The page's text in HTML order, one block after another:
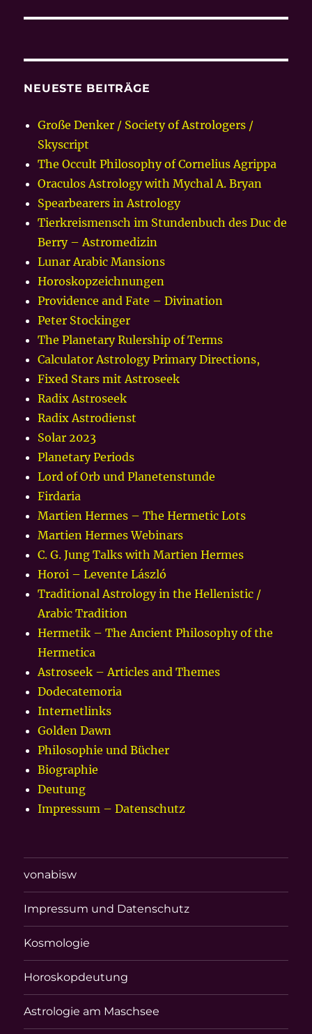
NEUESTE BEITRÄGE
Große Denker / Society of Astrologers /
Skyscript
The Occult Philosophy of Cornelius Agrippa
Oraculos Astrology with Mychal A. Bryan
Spearbearers in Astrology
Tierkreismensch im Stundenbuch des Duc de
Berry – Astromedizin
Lunar Arabic Mansions
Horoskopzeichnungen
Providence and Fate – Divination
Peter Stockinger
The Planetary Rulership of Terms
Calculator Astrology Primary Directions,
Fixed Stars mit Astroseek
Radix Astroseek
Radix Astrodienst
Solar 2023
Planetary Periods
Lord of Orb und Planetenstunde
Firdaria
Martien Hermes – The Hermetic Lots
Martien Hermes Webinars
C. G. Jung Talks with Martien Hermes
Horoi – Levente László
Traditional Astrology in the Hellenistic /
Arabic Tradition
Hermetik – The Ancient Philosophy of the
Hermetica
Astroseek – Articles and Themes
Dodecatemoria
Internetlinks
Golden Dawn
Philosophie und Bücher
Biographie
Deutung
Impressum – Datenschutz
vonabisw
Impressum und Datenschutz
Kosmologie
Horoskopdeutung
Astrologie am Maschsee